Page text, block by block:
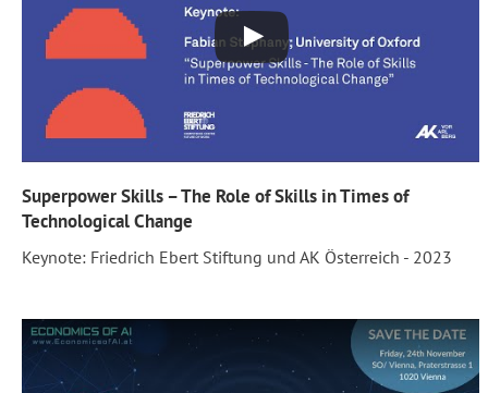
Superpower Skills – The Role of Skills in Times of
Technological Change
Keynote: Friedrich Ebert Stiftung und AK Österreich - 2023